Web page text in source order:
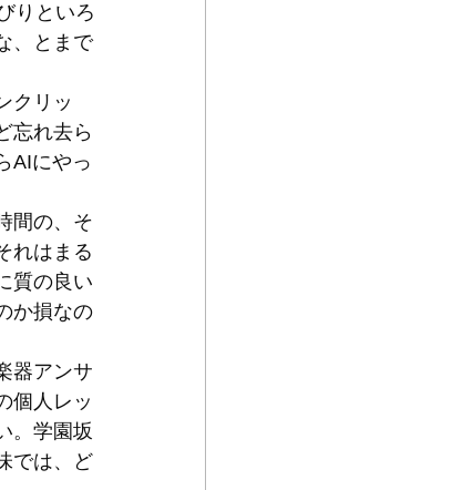
りといろ
、とまで
クリッ
忘れ去ら
AIにやっ
間の、そ
れはまる
質の良い
か損なの
器アンサ
個人レッ
。学園坂
では、ど